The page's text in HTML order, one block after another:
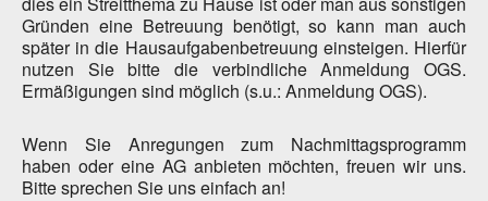
Gründen eine Betreuung benötigt, so kann man auch
später in die Hausaufgabenbetreuung einsteigen. Hierfür
nutzen Sie bitte die verbindliche Anmeldung OGS.
Ermäßigungen sind möglich (s.u.: Anmeldung OGS).
Wenn Sie Anregungen zum Nachmittagsprogramm
haben oder eine AG anbieten möchten, freuen wir uns.
Bitte sprechen Sie uns einfach an!